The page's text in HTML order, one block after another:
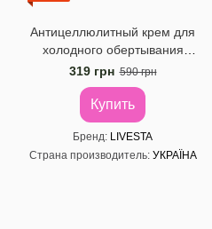
Антицеллюлитный крем для
холодного обертывания
LIVESTA Sculpt Line, 300 мл
319 грн 590 грн
Купить
Бренд LIVESTA
Страна производитель УКРАЇНА